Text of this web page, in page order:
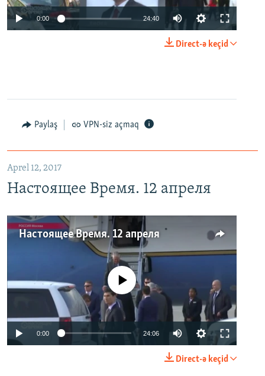
0:00 24:40
Direct-ə keçid
Paylaş VPN-siz açmaq
Aprel 12, 2017
Настоящее Время. 12 апреля
Настоящее Время. 12 апреля
No media source currently available
0:00 24:06
Direct-ə keçid